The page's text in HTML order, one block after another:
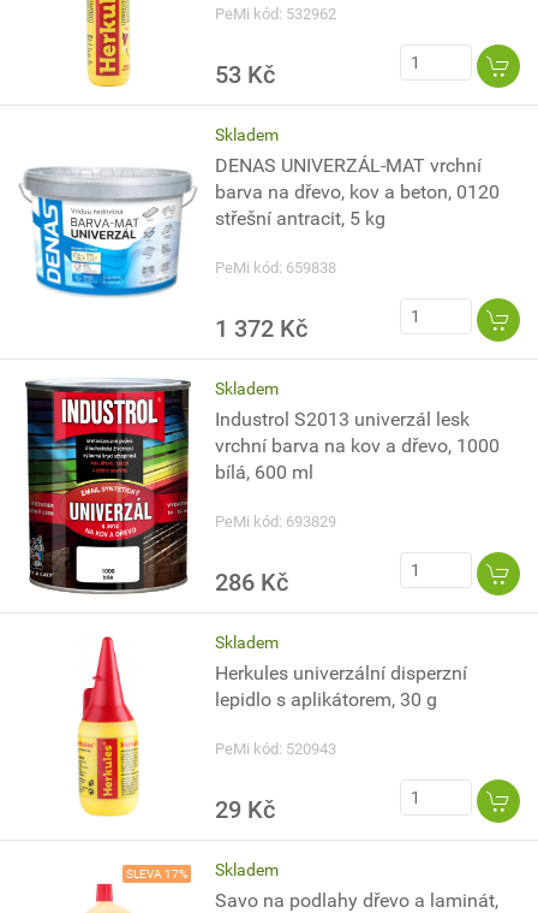
PeMi kód: 532962
53 Kč
Skladem
DENAS UNIVERZÁL-MAT vrchní
barva na dřevo, kov a beton, 0120
střešní antracit, 5 kg
PeMi kód: 659838
1 372 Kč
Skladem
Industrol S2013 univerzál lesk
vrchní barva na kov a dřevo, 1000
bílá, 600 ml
PeMi kód: 693829
286 Kč
Skladem
Herkules univerzální disperzní
lepidlo s aplikátorem, 30 g
PeMi kód: 520943
29 Kč
SLEVA 17% Skladem
Savo na podlahy dřevo a laminát,